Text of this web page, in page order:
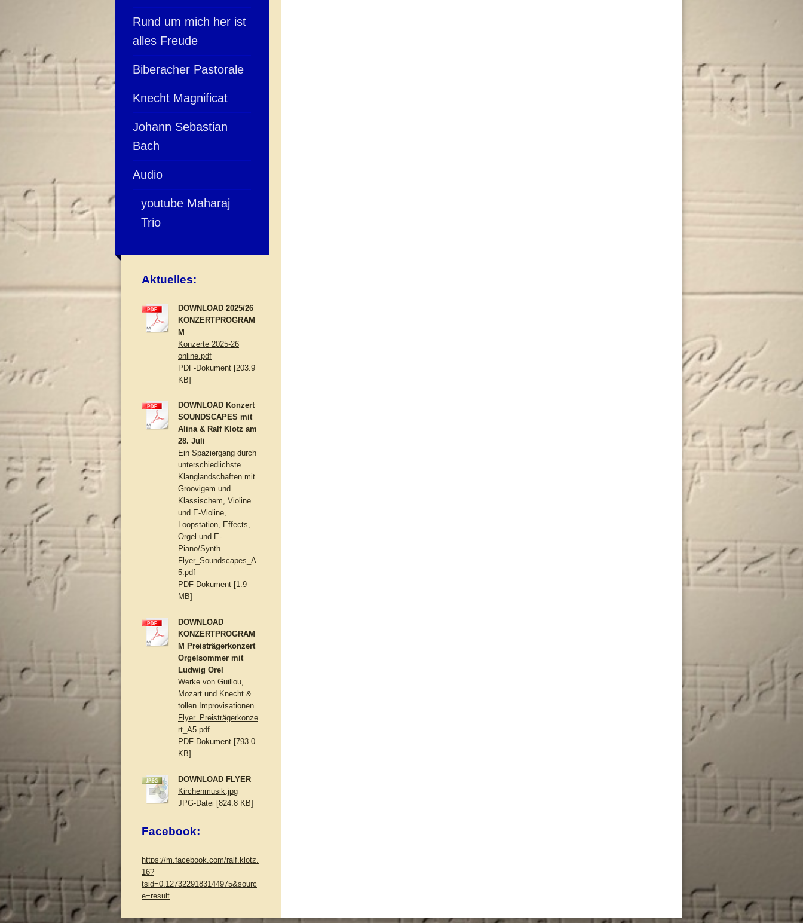
Rund um mich her ist
alles Freude
Biberacher Pastorale
Knecht Magnificat
Johann Sebastian
Bach
Audio
youtube Maharaj
Trio
Aktuelles:
DOWNLOAD 2025/26
KONZERTPROGRAM
M
Konzerte 2025-26
online.pdf
PDF-Dokument [203.9
KB]
DOWNLOAD Konzert
SOUNDSCAPES mit
Alina & Ralf Klotz am
28. Juli
Ein Spaziergang durch
unterschiedlichste
Klanglandschaften mit
Groovigem und
Klassischem, Violine
und E-Violine,
Loopstation, Effects,
Orgel und E-
Piano/Synth.
Flyer_Soundscapes_A
5.pdf
PDF-Dokument [1.9
MB]
DOWNLOAD
KONZERTPROGRAM
M Preisträgerkonzert
Orgelsommer mit
Ludwig Orel
Werke von Guillou,
Mozart und Knecht &
tollen Improvisationen
Flyer_Preisträgerkonze
rt_A5.pdf
PDF-Dokument [793.0
KB]
DOWNLOAD FLYER
Kirchenmusik.jpg
JPG-Datei [824.8 KB]
Facebook:
https://m.facebook.com/ralf.klotz.
16?
tsid=0.1273229183144975&sourc
e=result